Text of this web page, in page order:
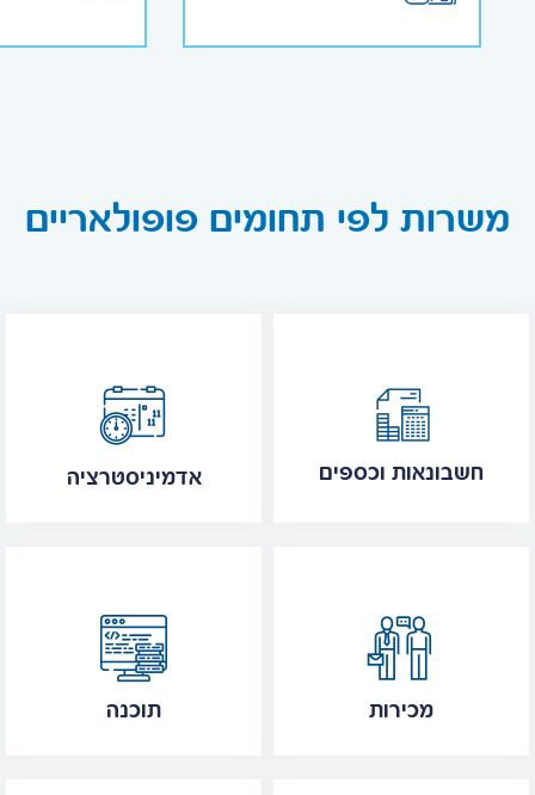
משרות לפי תחומים פופולאריים
אדמיניסטרציה חשבונאות וכספים
תוכנה מכירות